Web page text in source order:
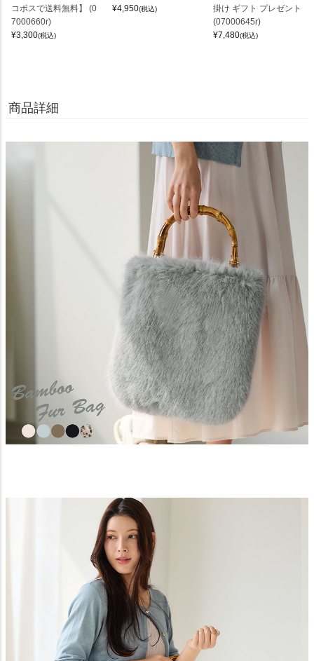
コポスで送料無料】 (0
7000660r)
¥3,300(税込)
¥4,950(税込)
掛け ギフト プレゼント
(07000645r)
¥7,480(税込)
商品詳細